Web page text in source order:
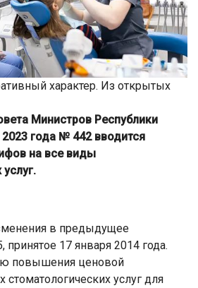
характер. Из открытых
Министров Республики
года № 442 вводится
на все виды
в предыдущее
17 января 2014 года.
повышения ценовой
стоматологических услуг для